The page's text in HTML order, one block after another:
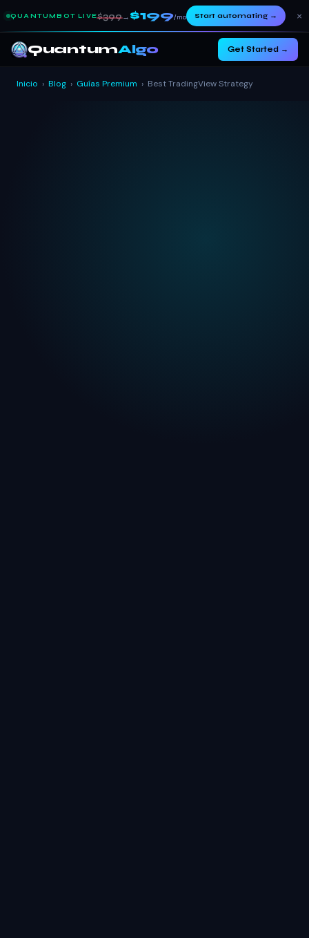
QUANTUMBOT LIVE$399→ $199/mo Start automating→ ×
QuantumAlgo Get Started →
Inicio › Blog › Guías Premium › Best TradingView Strategy